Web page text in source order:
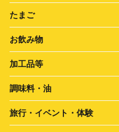
たまご
お飲み物
加工品等
調味料・油
旅行・イベント・体験